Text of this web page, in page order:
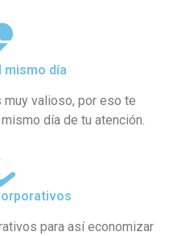
mismo día
valioso, por eso te
día de tu atención.
para así economizar